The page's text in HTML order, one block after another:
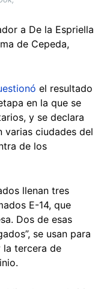
a De la Espriella
de Cepeda,
el resultado
en la que se
y se declara
varias ciudades del
de los
llenan tres
E-14, que
Dos de esas
se usan para
tercera de